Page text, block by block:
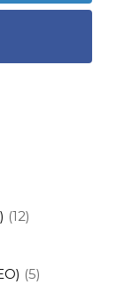
(12)
(5)